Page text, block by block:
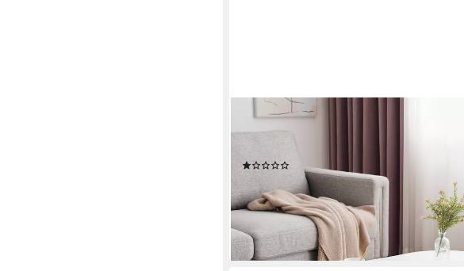
MERAX
Couchtisch Wolke (1-St), Beistelltisch Scandi,
Wohnzimmertisch, Kaffetisch, Breite:100cm
115,99 € UVP269,99 €
-57%
lieferbar - in 5-6 Werktagen bei dir